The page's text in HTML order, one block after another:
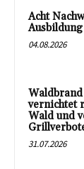
Acht
04.08.2026
vernichtet
Wald und
31.07.2026